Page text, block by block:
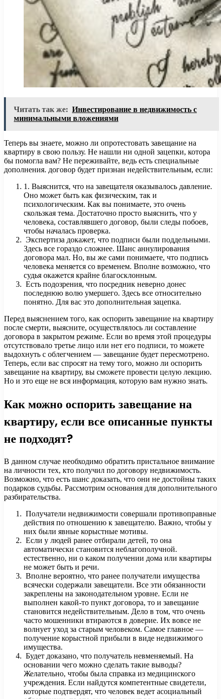
Читать так же: Инвестирование в недвижимость с
минимальными вложениями
Теперь вы знаете, можно ли опротестовать завещание на
квартиру в свою пользу. Не нашли ни одной зацепки, котора
бы помогла вам? Не переживайте, ведь есть специальные
дополнения. договор будет признан недействительным, если:
1. Выяснится, что на завещателя оказывалось давление.
Оно может быть как физическим, так и
психологическим. Как вы понимаете, это очень
скользкая тема. Достаточно просто выяснить, что у
человека, составлявшего договор, были следы побоев,
чтобы началась проверка.
Экспертиза докажет, что подписи были поддельными.
Здесь все гораздо сложнее. Шанс аннулирования
договора мал. Но, вы же сами понимаете, что подпись
человека меняется со временем. Вполне возможно, что
судья окажется крайне благосклонным.
Есть подозрения, что посредник неверно донес
последнюю волю умершего. Здесь все относительно
понятно. Для вас это дополнительная зацепка.
Перед выяснением того, как оспорить завещание на квартиру
после смерти, выясните, осуществлялось ли составление
договора в закрытом режиме. Если во время этой процедуры
отсутствовало третье лицо или нет его подписи, то можете
выдохнуть с облегчением — завещание будет пересмотрено.
Теперь, если вас спросят на тему того, можно ли оспорить
завещание на квартиру, вы сможете провести целую лекцию.
Но и это еще не вся информация, которую вам нужно знать.
Как можно оспорить завещание на
квартиру, если все описанные пункты
не подходят?
В данном случае необходимо обратить пристальное внимание
на личности тех, кто получил по договору недвижимость.
Возможно, что есть шанс доказать, что они не достойны таких
подарков судьбы. Рассмотрим основания для дополнительного
разбирательства.
Получатели недвижимости совершали противоправные
действия по отношению к завещателю. Важно, чтобы у
них были явные корыстные мотивы.
Если у людей ранее отбирали детей, то она
автоматически становится неблагополучной.
естественно, ни о каком получении дома или квартиры
не может быть и речи.
Вполне вероятно, что ранее получатели имущества
всячески содержали завещатели. Все эти обязанности
закреплены на законодательном уровне. Если не
выполнен какой-то пункт договора, то и завещание
становится недействительным. Дело в том, что очень
часто мошенники втираются в доверие. Их вовсе не
волнует уход за старым человеком. Самое главное —
получение корыстной прибыли в виде недвижимого
имущества.
Будет доказано, что получатель невменяемый. На
основании чего можно сделать такие выводы?
Желательно, чтобы была справка из медицинского
учреждения. Если найдутся компетентные свидетели,
которые подтвердят, что человек ведет асоциальный